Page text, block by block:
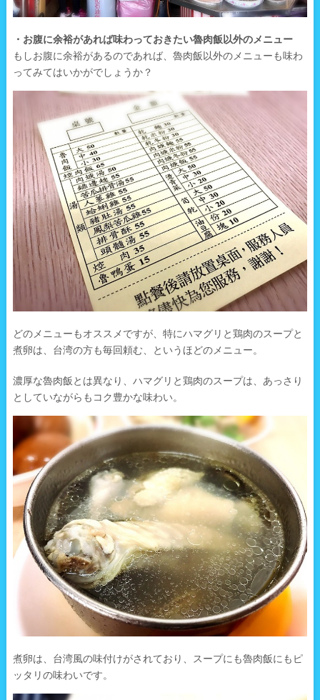
・お腹に余裕があれば味わっておきたい魯肉飯以外のメニュー
もしお腹に余裕があるのであれば、魯肉飯以外のメニューも味わ
ってみてはいかがでしょうか？
どのメニューもオススメですが、特にハマグリと鶏肉のスープと
煮卵は、台湾の方も毎回頼む、というほどのメニュー。
濃厚な魯肉飯とは異なり、ハマグリと鶏肉のスープは、あっさり
としていながらもコク豊かな味わい。
煮卵は、台湾風の味付けがされており、スープにも魯肉飯にもピ
ッタリの味わいです。